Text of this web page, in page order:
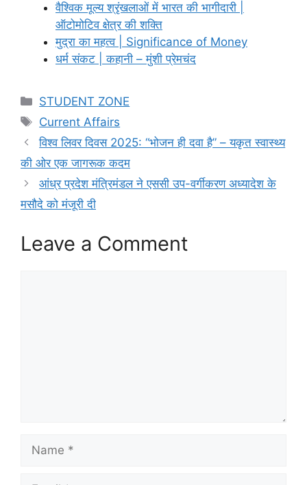
वैश्विक मूल्य श्रृंखलाओं में भारत की भागीदारी |
ऑटोमोटिव क्षेत्र की शक्ति
मुद्रा का महत्व | Significance of Money
धर्म संकट | कहानी – मुंशी प्रेमचंद
Categories
STUDENT ZONE
Tags
Current Affairs
विश्व लिवर दिवस 2025: “भोजन ही दवा है” – यकृत स्वास्थ्य
की ओर एक जागरूक कदम
आंध्र प्रदेश मंत्रिमंडल ने एससी उप-वर्गीकरण अध्यादेश के
मसौदे को मंजूरी दी
Leave a Comment